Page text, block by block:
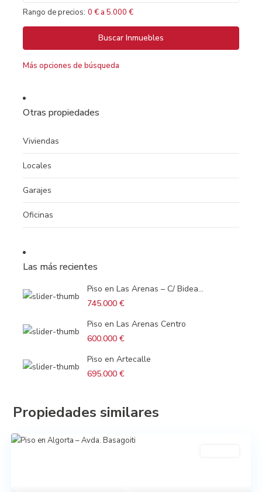
Rango de precios: 0 € a 5.000 €
Más opciones de búsqueda
Otras propiedades
Viviendas
Locales
Garajes
Oficinas
Las más recientes
Piso en Las Arenas – C/ Bidea...
745.000 €
Piso en Las Arenas Centro
600.000 €
Piso en Artecalle
695.000 €
Propiedades similares